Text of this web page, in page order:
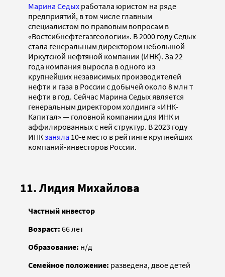
Марина Седых работала юристом на ряде
предприятий, в том числе главным
специалистом по правовым вопросам в
«Востсибнефтегазгеологии». В 2000 году Седых
стала генеральным директором небольшой
Иркутской нефтяной компании (ИНК). За 22
года компания выросла в одного из
крупнейших независимых производителей
нефти и газа в России с добычей около 8 млн т
нефти в год. Сейчас Марина Седых является
генеральным директором холдинга «ИНК-
Капитал» — головной компании для ИНК и
аффилированных с ней структур. В 2023 году
ИНКзаняла 10-е место в рейтинге крупнейших
компаний-инвесторов России.
11. Лидия Михайлова
Частный инвестор
Возраст: 66 лет
Образование: н/д
Семейное положение: разведена, двое детей